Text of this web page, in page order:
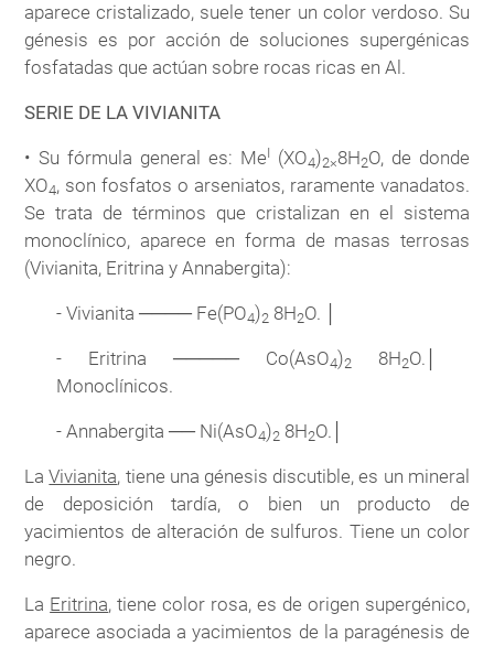
aparece cristalizado, suele tener un color verdoso. Su
génesis es por acción de soluciones supergénicas
fosfatadas que actúan sobre rocas ricas en Al.
SERIE DE LA VIVIANITA
• Su fórmula general es: MeI (XO4)2×8H2O, de donde
XO4, son fosfatos o arseniatos, raramente vanadatos.
Se trata de términos que cristalizan en el sistema
monoclínico, aparece en forma de masas terrosas
(Vivianita, Eritrina y Annabergita):
- Vivianita ──── Fe(PO4)28H2O. │
- Eritrina ───── Co(AsO4)2 8H2O.│
Monoclínicos.
- Annabergita ── Ni(AsO4)28H2O.│
LaVivianita, tiene una génesis discutible, es un mineral
de deposición tardía, o bien un producto de
yacimientos de alteración de sulfuros. Tiene un color
negro.
La Eritrina, tiene color rosa, es de origen supergénico,
aparece asociada a yacimientos de la paragénesis de